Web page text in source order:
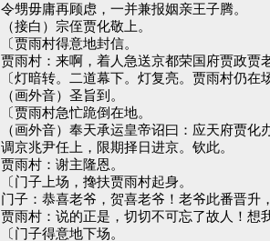
令甥毋庸再顾虑，一并兼报姻亲王子腾。
（接白）宗侄贾化敬上。
〔贾雨村得意地封信。
贾雨村：来啊，着人急送京都荣国府贾政贾
〔灯暗转。二道幕下。灯复亮。贾雨村仍在
（画外音）圣旨到。
〔贾雨村急忙跪倒在地。
（画外音）奉天承运皇帝诏曰：应天府贾
调京兆尹任上，限期择日进京。钦此。
贾雨村：谢主隆恩。
〔门子上场，搀扶贾雨村起身。
门子：恭喜老爷，贺喜老爷！老爷此番晋升
贾雨村：说的正是，切切不可忘了故人！想
〔门子得意地下场。